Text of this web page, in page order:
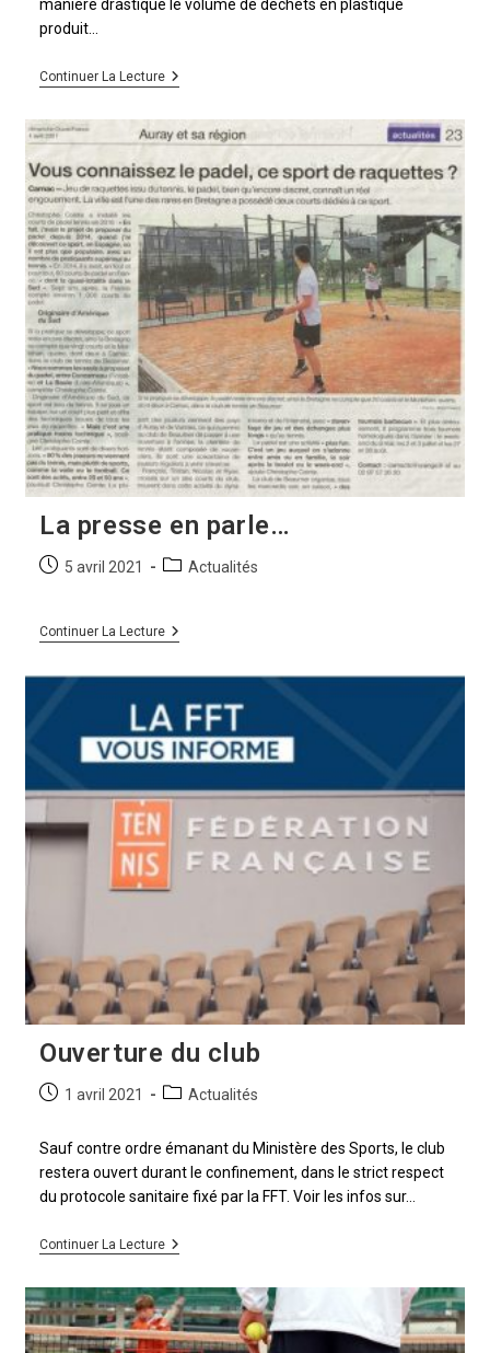
manière drastique le volume de déchets en plastique
produit…
Continuer La Lecture
La presse en parle…
5 avril 2021 Actualités
Continuer La Lecture
Ouverture du club
1 avril 2021 Actualités
Sauf contre ordre émanant du Ministère des Sports, le club
restera ouvert durant le confinement, dans le strict respect
du protocole sanitaire fixé par la FFT. Voir les infos sur…
Continuer La Lecture